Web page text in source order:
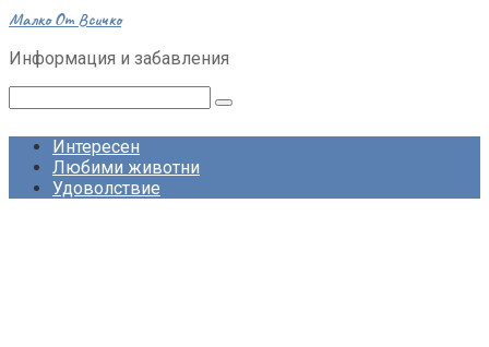
Skip
content
Малко От Всичко
Информация и забавления
Интересен
Любими животни
Удоволствие